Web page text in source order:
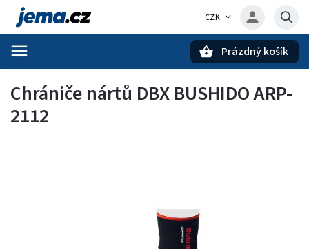
CZK
Prázdný košík
Chrániče nártů DBX BUSHIDO ARP-
2112